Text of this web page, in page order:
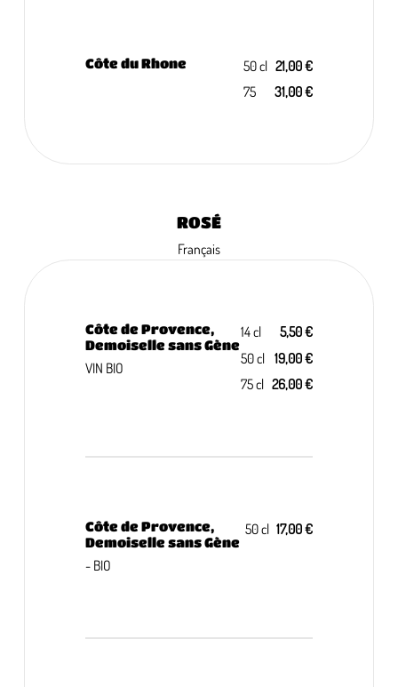
Côte du Rhone 50 cl 21,00 €
75
31,00 €
ROSÉ
Français
Côte de Provence,
Demoiselle sans Gène
VIN BIO
14 cl
5,50 €
50 cl 19,00 €
75 cl 26,00 €
Côte de Provence,
Demoiselle sans Gène
- BIO
50 cl 17,00 €